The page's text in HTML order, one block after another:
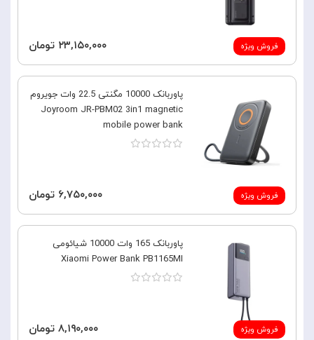
فروش ویژه ۲۳,۱۵۰,۰۰۰ تومان
فروش ویژه
پاوربانک 10000 مگنتی 22.5 وات جویروم
Joyroom JR-PBM02 3in1 magnetic
mobile power bank
۶,۷۵۰,۰۰۰ تومان
فروش ویژه
پاوربانک 165 وات 10000 شیائومی
Xiaomi Power Bank PB1165MI
۸,۱۹۰,۰۰۰ تومان